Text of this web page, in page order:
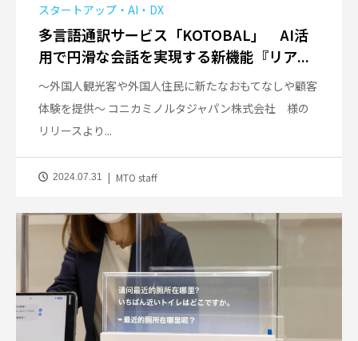
スタートアップ・AI・DX
多言語通訳サービス「KOTOBAL」 AI活
用で円滑な会話を実現する新機能『リア...
～外国人観光客や外国人住民に新たなおもてなしや顧客
体験を提供～ コニカミノルタジャパン株式会社 様の
リリースより...
2024.07.31 MTO staff